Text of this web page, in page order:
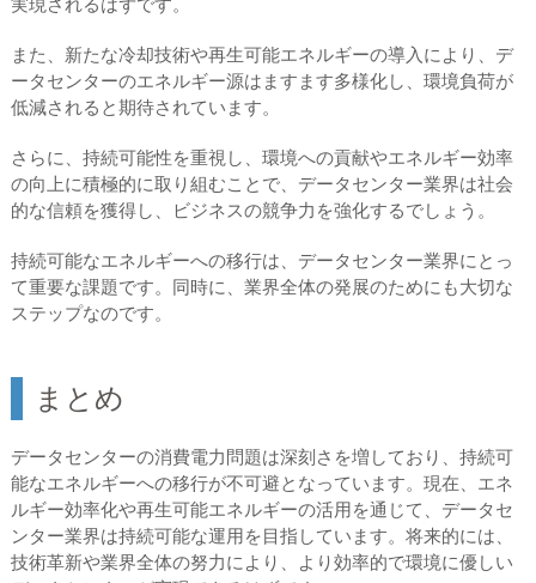
実現されるはずです。
また、新たな冷却技術や再生可能エネルギーの導入により、デ
ータセンターのエネルギー源はますます多様化し、環境負荷が
低減されると期待されています。
さらに、持続可能性を重視し、環境への貢献やエネルギー効率
の向上に積極的に取り組むことで、データセンター業界は社会
的な信頼を獲得し、ビジネスの競争力を強化するでしょう。
持続可能なエネルギーへの移行は、データセンター業界にとっ
て重要な課題です。同時に、業界全体の発展のためにも大切な
ステップなのです。
まとめ
データセンターの消費電力問題は深刻さを増しており、持続可
能なエネルギーへの移行が不可避となっています。現在、エネ
ルギー効率化や再生可能エネルギーの活用を通じて、データセ
ンター業界は持続可能な運用を目指しています。将来的には、
技術革新や業界全体の努力により、より効率的で環境に優しい